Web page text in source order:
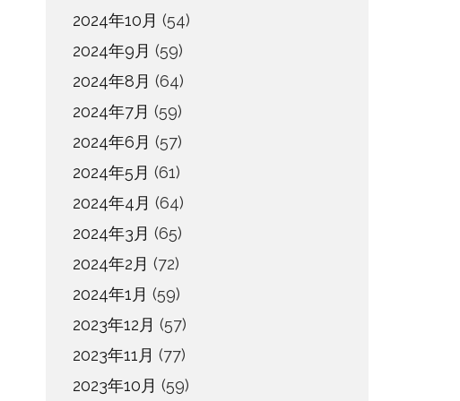
2024年10月 (54)
2024年9月 (59)
2024年8月 (64)
2024年7月 (59)
2024年6月 (57)
2024年5月 (61)
2024年4月 (64)
2024年3月 (65)
2024年2月 (72)
2024年1月 (59)
2023年12月 (57)
2023年11月 (77)
2023年10月 (59)